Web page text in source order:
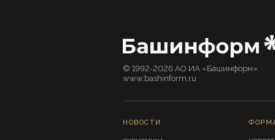
© 1992-2026 АО ИА «Башинформ».
www.bashinform.ru
НОВОСТИ